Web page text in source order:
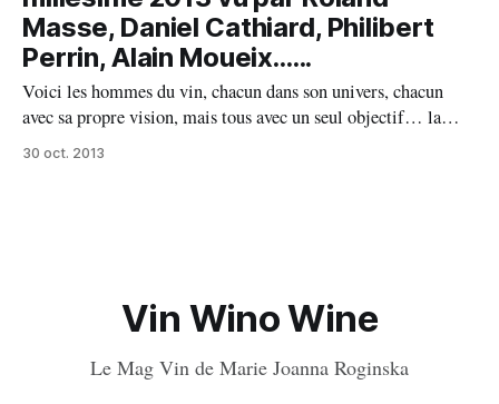
Masse, Daniel Cathiard, Philibert
Perrin, Alain Moueix......
Voici les hommes du vin, chacun dans son univers, chacun
avec sa propre vision, mais tous avec un seul objectif… la
perfection ! Rolland Masse, Régisseur du Domaine des
30 oct. 2013
Vin Wino Wine
Le Mag Vin de Marie Joanna Roginska